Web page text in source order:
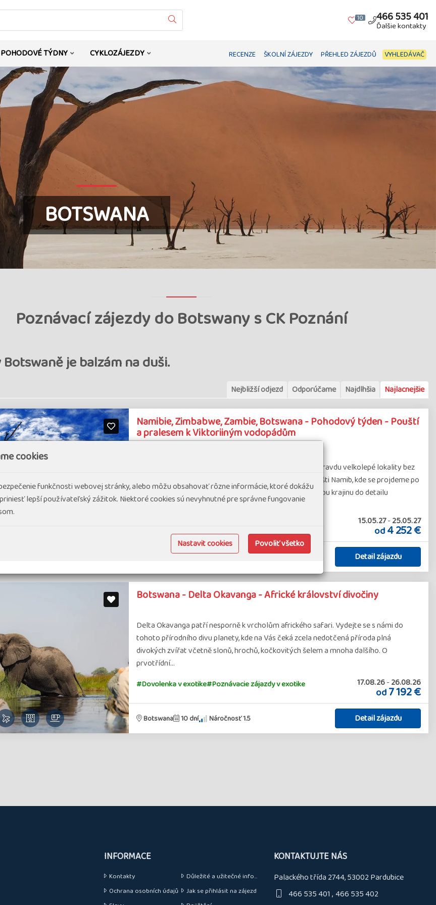
Vyhledat 10 466 535 401
Ďalšie kontakty
POHODOVÉ TÝDNY CYKLOZÁJEZDY RECENZE ŠKOLNÍ ZÁJEZDY PŘEHLED ZÁJEZDŮ VYHLEDÁVAČ
BOTSWANA
Poznávací zájezdy do Botswany s CK Poznání
je balzám na duši.
Nejbližší odjezd Odporúčame Najdlhšia Najlacnejšie
Namibie, Zimbabwe, Zambie, Botswana - Pohodový týden - Pouští
a pralesem k Viktoriiným vodopádům
Unikátně sestavený program umožňuje navštívit dvě opravdu velkolepé lokality bez
dlouhých přejezdů! Zájezd začneme ve světoznámé poušti Namib, kde se projdeme po
jedněch z největších dun planety. Mimořádně fotogenickou krajinu do detailu
prozkoumáme…
15.05.27-25.05.27
od4 252 €
Botswana 11 dní Náročnosť 1 Skupina 8-16 Detail zájazdu
Botswana - Delta Okavanga - Africké království divočiny
Delta Okavanga patří nesporně k vrcholům afrického safari. Vydejte se s námi do
tohoto přírodního divu planety, kde na Vás čeká zcela nedotčená příroda plná
divokých zvířat včetně slonů, hrochů, kočkovitých šelem a mnoha dalšího. O
prvotřídní…
#Dovolenka v exotike#Poznávacie zájazdy v exotike 17.08.26-26.08.26
od7 192 €
Botswana 10 dní Náročnosť 1.5 Detail zájazdu
INFORMACE
Kontakty
Důležité a užitečné informace
Ochrana osobních údajů
Jak se přihlásit na zájezd
KONTAKTUJTE NÁS
Palackého třída 2744, 53002 Pardubice
466 535 401 466 535 402
cookies
funkčnosti webovej stránky, alebo môžu obsahovať rôzne informácie, ktoré dokážu
lepší používateľský zážitok. Niektoré cookies sú nevyhnutné pre správne fungovanie
Nastavit cookies Povoliť všetko